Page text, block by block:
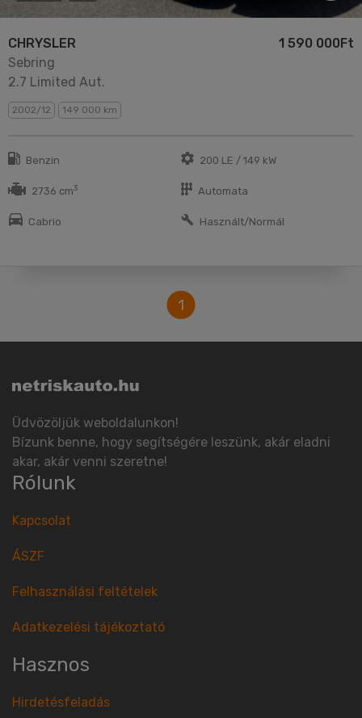
CHRYSLER
1 590 000Ft
Sebring
2.7 Limited Aut.
2002/12 149 000 km
Benzin 200 LE / 149 kW
2736 cm3 Automata
Cabrio Használt/Normál
1
Üdvözöljük weboldalunkon!
Bízunk benne, hogy segítségére leszünk, akár eladni
akar, akár venni szeretne!
Rólunk
Kapcsolat
ÁSZF
Felhasználási feltételek
Adatkezelési tájékoztató
Hasznos
Hirdetésfeladás